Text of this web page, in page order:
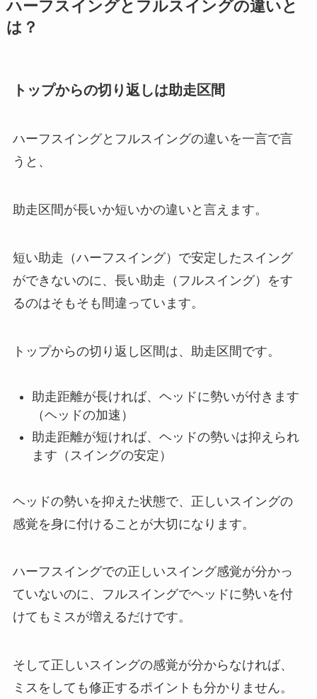
ハーフスイングとフルスイングの違いと
は？
トップからの切り返しは助走区間
ハーフスイングとフルスイングの違いを一言で言
うと、
助走区間が長いか短いかの違い と言えます。
短い助走（ハーフスイング）で安定したスイング
ができないのに、長い助走（フルスイング）をす
るのはそもそも間違っています。
トップからの切り返し区間は、助走区間です。
助走距離が長ければ、ヘッドに勢いが付きます
（ヘッドの加速）
助走距離が短ければ、ヘッドの勢いは抑えられ
ます（スイングの安定）
ヘッドの勢いを抑えた状態で、正しいスイングの
感覚を身に付けることが大切になります。
ハーフスイングでの正しいスイング感覚が分かっ
ていないのに、フルスイングでヘッドに勢いを付
けてもミスが増えるだけです。
そして正しいスイングの感覚が分からなければ、
ミスをしても修正するポイントも分かりません。